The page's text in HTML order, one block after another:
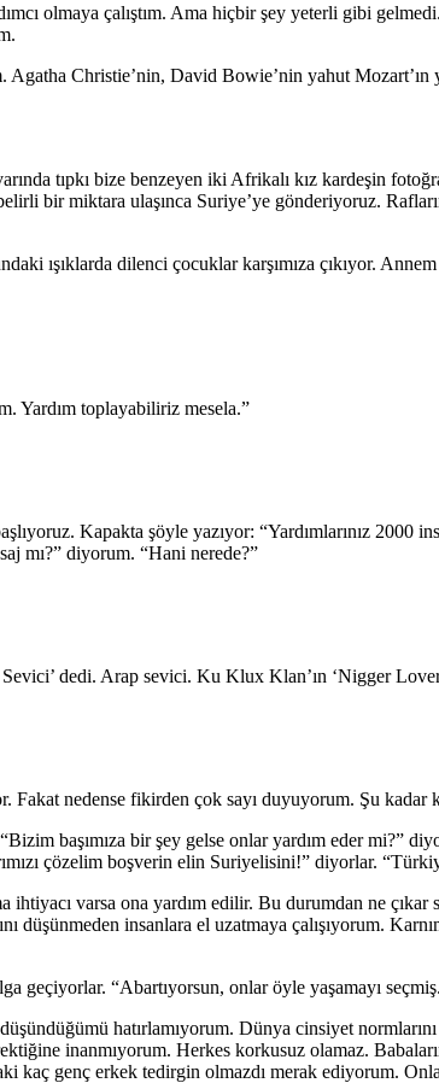
olmaya çalıştım. Ama hiçbir şey yeterli gibi
Christie’nin, David Bowie’nin yahut Mozart’ın
tıpkı bize benzeyen iki Afrikalı kız kardeşin
bir miktara ulaşınca Suriye’ye gönderiyoruz.
ışıklarda dilenci çocuklar karşımıza çıkıyor.
Yardım toplayabiliriz mesela.”
Kapakta şöyle yazıyor: “Yardımlarınız 2000
mı?” diyorum. “Hani nerede?”
dedi. Arap sevici. Ku Klux Klan’ın ‘Nigger
Fakat nedense fikirden çok sayı duyuyorum. Şu
başımıza bir şey gelse onlar yardım eder mi?”
çözelim boşverin elin Suriyelisini!” diyorlar.
varsa ona yardım edilir. Bu durumdan ne çıkar
düşünmeden insanlara el uzatmaya çalışıyorum.
geçiyorlar. “Abartıyorsun, onlar öyle yaşamayı
hatırlamıyorum. Dünya cinsiyet
inanmıyorum. Herkes korkusuz olamaz.
kaç genç erkek tedirgin olmazdı merak ediyorum.